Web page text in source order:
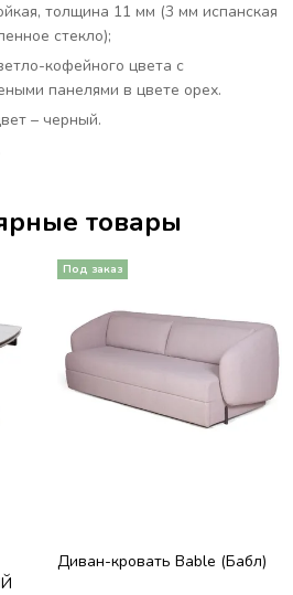
толщина 11 мм (3 мм испанская
стекло);
кофейного цвета с
панелями в цвете орех.
– черный.
товары
Диван-кровать Bable (Бабл)